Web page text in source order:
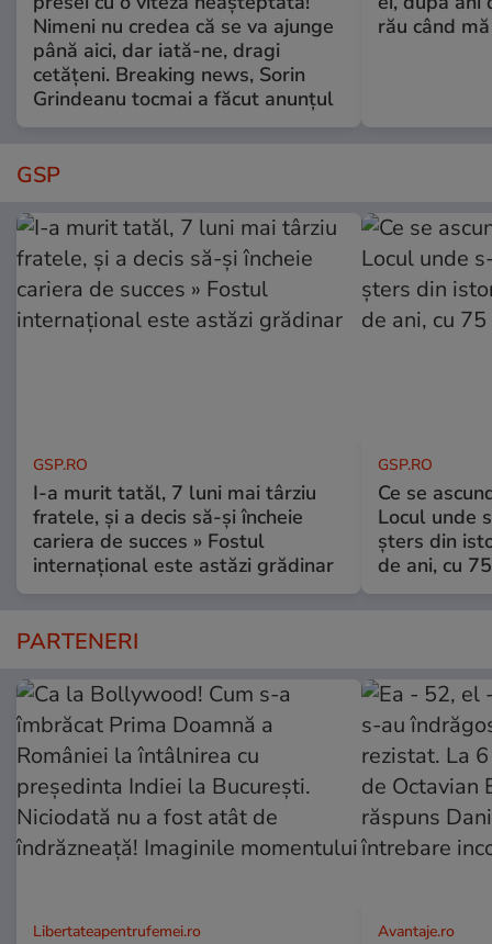
Nimeni nu credea că se va ajunge
până aici, dar iată-ne, dragi
cetățeni. Breaking news, Sorin
Grindeanu tocmai a făcut anunțul
rău când
GSP
GSP.RO
I-a murit tatăl, 7 luni mai târziu
fratele, și a decis să-și încheie
cariera de succes » Fostul
internațional este astăzi grădinar
GSP.RO
Ce se
Locul unde
șters din
de ani, cu
PARTENERI
Libertateapentrufemei.ro Avantaje.ro